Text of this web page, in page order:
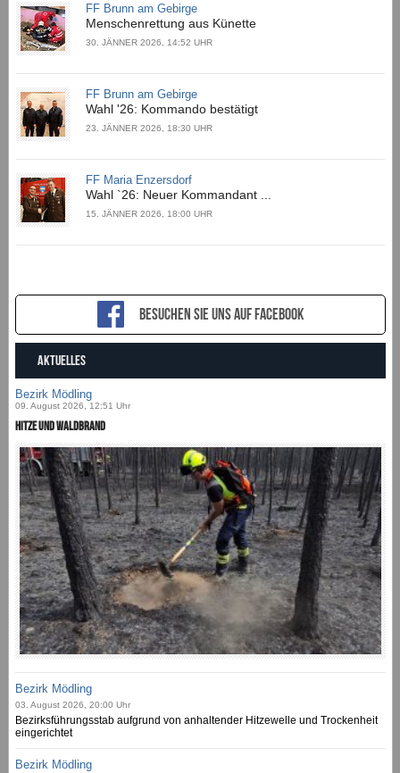
FF Brunn am Gebirge
Menschenrettung aus Künette
30. JÄNNER 2026, 14:52 UHR
FF Brunn am Gebirge
Wahl '26: Kommando bestätigt
23. JÄNNER 2026, 18:30 UHR
FF Maria Enzersdorf
Wahl `26: Neuer Kommandant ...
15. JÄNNER 2026, 18:00 UHR
Besuchen sie uns auf Facebook
AKTUELLES
Bezirk Mödling
09. August 2026, 12:51 Uhr
Hitze und Waldbrand
Bezirk Mödling
03. August 2026, 20:00 Uhr
Bezirksführungsstab aufgrund von anhaltender Hitzewelle und Trockenheit
eingerichtet
Bezirk Mödling